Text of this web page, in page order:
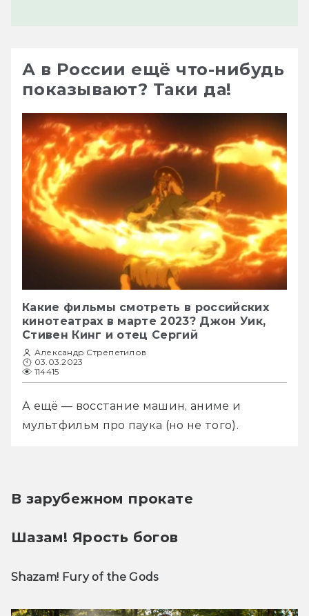
А в России ещё что-нибудь
показывают? Таки да!
Какие фильмы смотреть в российских
кинотеатрах в марте 2023? Джон Уик,
Стивен Кинг и отец Сергий
Александр Стрепетилов
03.03.2023
114415
А ещё — восстание машин, аниме и
мультфильм про паука (но не того).
В зарубежном прокате
Шазам! Ярость богов
Shazam! Fury of the Gods